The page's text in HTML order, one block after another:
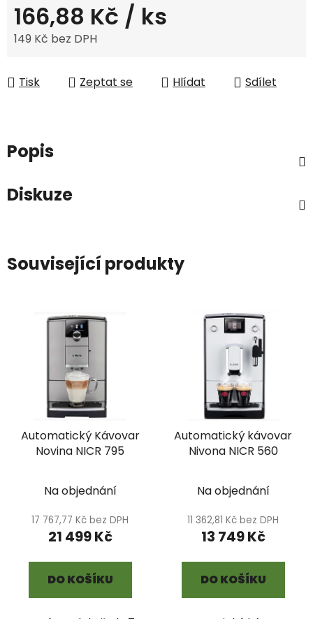
166,88 Kč / ks
149 Kč bez DPH
Tisk
Zeptat se Hlídat Sdílet
Popis
Diskuze
Související produkty
Automatický Kávovar
Novina NICR 795
Na objednání
17 767,77 Kč bez DPH
21 499 Kč
DO KOŠÍKU
Automatický kávovar
Nivona NICR 560
Na objednání
11 362,81 Kč bez DPH
13 749 Kč
DO KOŠÍKU